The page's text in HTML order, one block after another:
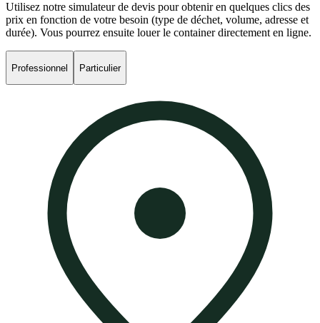
Utilisez notre simulateur de devis pour obtenir en quelques clics des
prix en fonction de votre besoin (type de déchet, volume, adresse et
durée). Vous pourrez ensuite louer le container directement en ligne.
Professionnel Particulier